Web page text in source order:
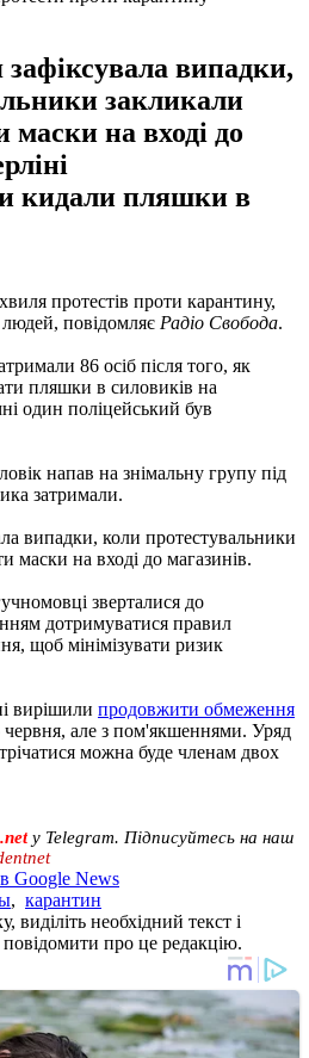
зафіксувала випадки,
закликали
маски на вході до
кидали пляшки в
протестів проти карантину,
людей, повідомляє Радіо Свобода.
86 осіб після того, як
пляшки в силовиків на
один поліцейський був
напав на знімальну групу під
затримали.
випадки, коли протестувальники
маски на вході до магазинів.
зверталися до
дотримуватися правил
щоб мінімізувати ризик
вирішили продовжити обмеження
червня, але з пом'якшеннями. Уряд
можна буде членам двох
у Telegram. Підписуйтесь на наш
Google News
, карантин
необхідний текст і
про це редакцію.